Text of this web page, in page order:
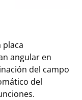
placa
angular en
del campo
del